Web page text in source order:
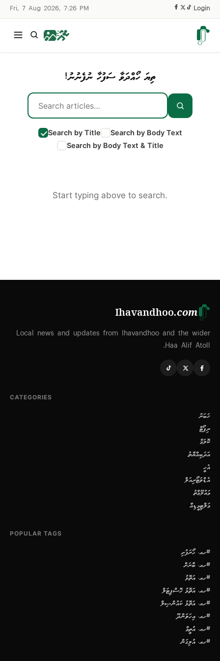
Fri, 7 Aug 2026, 7:26 PM Login
ތިޔަ ހޯއްދަވާ ސަފުހާ ނުފެނުނު!
Search by Title
Search by Body Text
Search by Body Text & Title
Start typing above to search.
Ihavandhoo.com
Local news and updates from Ihavandhoo and the wider
Haa Alif Atoll.
CATEGORIES
ޚަބަރު
ރިޕޯޓް
ކޮލަމް
އަދަބިއްޔާތު
އެހީ
އެޑްވަޓޯރިއަލް
މައުލޫމާތު
މަލްޓިމީޑިއާ
POPULAR TAGS
#ހއ. ހޯރަފުށި
#ހއ. ބާރަށް
#ހއ. އަތޮޅު
#ހއ. އަތޮޅު ހޮސްޕިޓަލް
#ހއ. އަތޮޅު ކައުންސިލް
#ހއ. އިހަވަންދޫ
#ހއ. އުތީމް
#ހއ. އުލިގަން